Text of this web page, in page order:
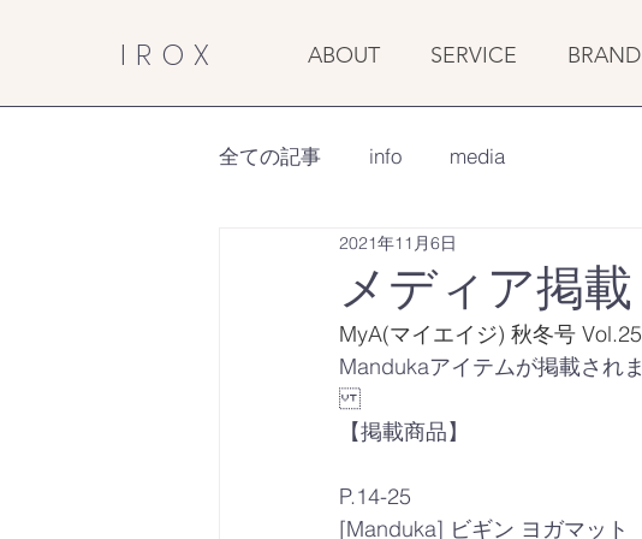
IROX ABOUT SERVICE BRAND
全ての記事 info media
メディア掲
2021年11月6日
MyA(マイエイジ) 秋冬号
Mandukaアイテムが掲載され
【掲載商品】
P.14-25
[Manduka] ビギン ヨガマット